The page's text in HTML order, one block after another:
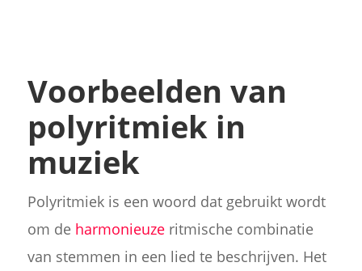
Voorbeelden van
polyritmiek in
muziek
Polyritmiek is een woord dat gebruikt wordt
om de harmonieuzeritmische combinatie
van stemmen in een lied te beschrijven. Het